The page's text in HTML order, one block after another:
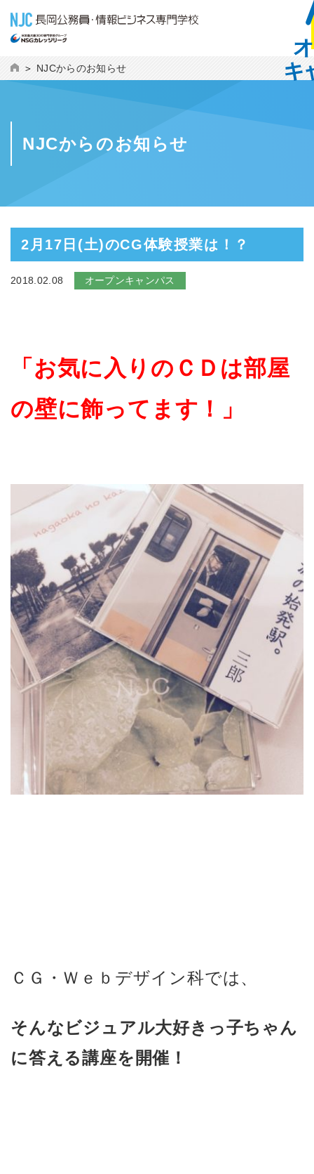
NJCからのお知らせ
NJCからのお知らせ
2月17日(土)のCG体験授業は！？
2018.02.08 オープンキャンパス
「お気に入りのＣＤは部屋
の壁に飾ってま す！」
ＣＧ・Ｗｅｂデザイン科では、
そんなビジュアル大好きっ子ちゃん
に答える講座を開催！